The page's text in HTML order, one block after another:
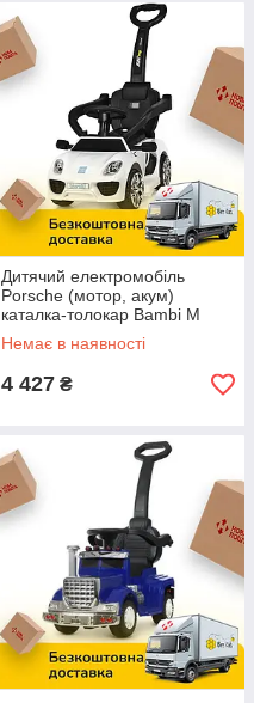
Дитячий електромобіль
Porsche (мотор, акум)
каталка-толокар Bambi M
3592L-1 Білий
Немає в наявності
4 427 ₴